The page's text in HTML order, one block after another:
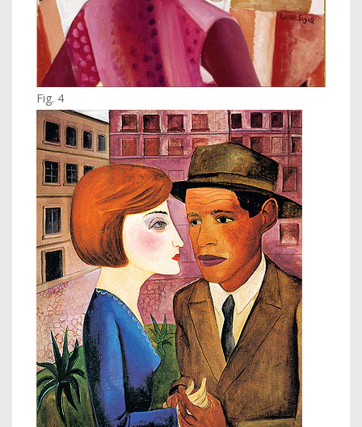
Fig. 4